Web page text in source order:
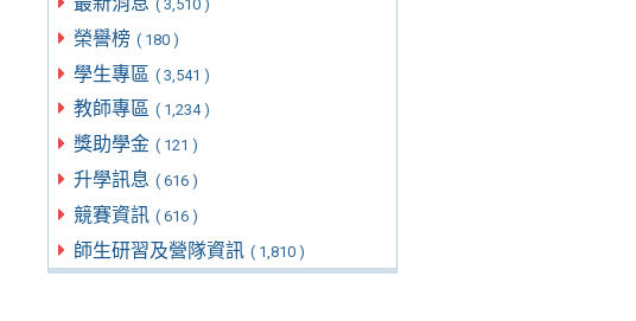
( 3,510 )
榮譽榜 ( 180 )
學生專區 ( 3,541 )
教師專區 ( 1,234 )
獎助學金 ( 121 )
升學訊息 ( 616 )
競賽資訊 ( 616 )
師生研習及營隊資訊 ( 1,810 )